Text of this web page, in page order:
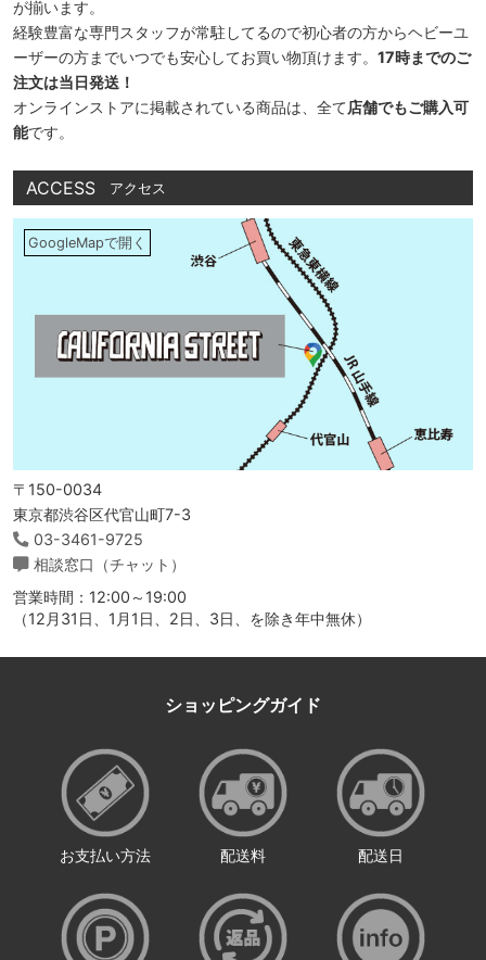
が揃います。
経験豊富な専門スタッフが常駐してるので初心者の方からヘビーユ
ーザーの方までいつでも安心してお買い物頂けます。 17時までのご
注文は当日発送！
オンラインストアに掲載されている商品は、全て店舗でもご購入可
能です。
ACCESS アクセス
GoogleMapで開く
〒150-0034
東京都渋谷区代官山町7-3
03-3461-9725
相談窓口（チャット）
営業時間：12:00～19:00
（12月31日、1月1日、2日、3日、を除き年中無休）
ショッピングガイド
お支払い方法 配送料 配送日